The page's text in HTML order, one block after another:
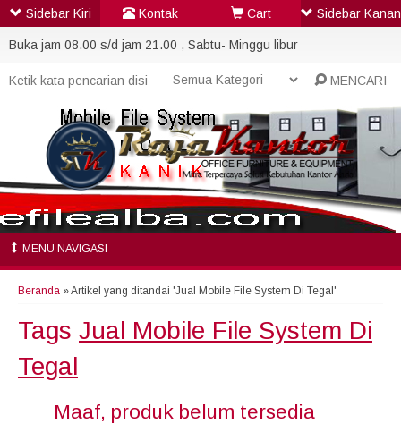
Buka jam 08.00 s/d jam 21.00 , Sabtu- Minggu libur
MENCARI
MENU NAVIGASI
Beranda »Artikel yang ditandai 'Jual Mobile File System Di Tegal'
Tags Jual Mobile File System Di
Tegal
Maaf, produk belum tersedia
Sidebar Kiri Kontak Cart Sidebar Kanan